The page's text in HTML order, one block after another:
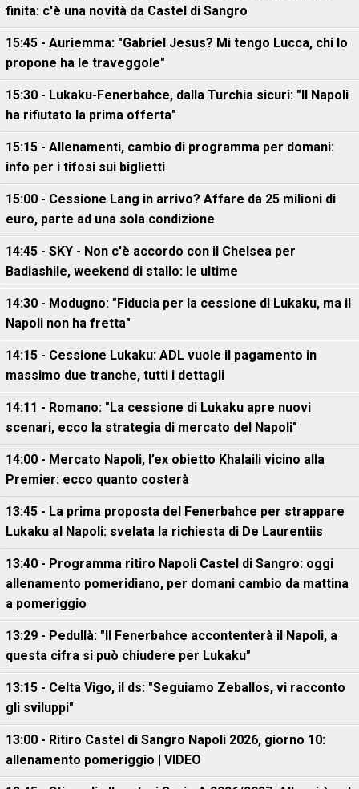
finita: c'è una novità da Castel di Sangro
15:45 - Auriemma: "Gabriel Jesus? Mi tengo Lucca, chi lo
propone ha le traveggole"
15:30 - Lukaku-Fenerbahce, dalla Turchia sicuri: "Il Napoli
ha rifiutato la prima offerta"
15:15 - Allenamenti, cambio di programma per domani:
info per i tifosi sui biglietti
15:00 - Cessione Lang in arrivo? Affare da 25 milioni di
euro, parte ad una sola condizione
14:45 - SKY - Non c'è accordo con il Chelsea per
Badiashile, weekend di stallo: le ultime
14:30 - Modugno: "Fiducia per la cessione di Lukaku, ma il
Napoli non ha fretta"
14:15 - Cessione Lukaku: ADL vuole il pagamento in
massimo due tranche, tutti i dettagli
14:11 - Romano: "La cessione di Lukaku apre nuovi
scenari, ecco la strategia di mercato del Napoli"
14:00 - Mercato Napoli, l’ex obietto Khalaili vicino alla
Premier: ecco quanto costerà
13:45 - La prima proposta del Fenerbahce per strappare
Lukaku al Napoli: svelata la richiesta di De Laurentiis
13:40 - Programma ritiro Napoli Castel di Sangro: oggi
allenamento pomeridiano, per domani cambio da mattina
a pomeriggio
13:29 - Pedullà: "Il Fenerbahce accontenterà il Napoli, a
questa cifra si può chiudere per Lukaku"
13:15 - Celta Vigo, il ds: "Seguiamo Zeballos, vi racconto
gli sviluppi"
13:00 - Ritiro Castel di Sangro Napoli 2026, giorno 10:
allenamento pomeriggio | VIDEO